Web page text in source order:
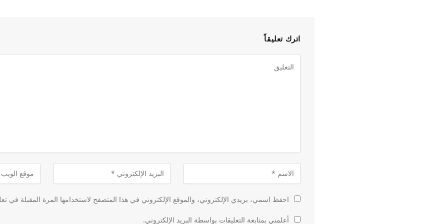
اترك تعليقاً
احفظ اسمي، بريدي الإلكتروني، والموقع الإلكتروني في هذا المتصفح لاستخدامها المرة المقبلة في
أعلمني بمتابعة التعليقات بواسطة البريد الإلكتروني.